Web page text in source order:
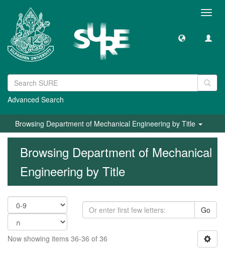
Advanced Search
Browsing Department of Mechanical Engineering by Title
Browsing Department of Mechanical
Engineering by Title
Go
Now showing items 36-36 of 36